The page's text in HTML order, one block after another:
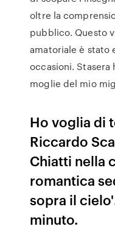
oltre la
pubblico. Questo
amatoriale è stato
occasioni. Stasera
moglie del mio
Ho voglia di
Riccardo
Chiatti nella
romantica
sopra il
minuto.